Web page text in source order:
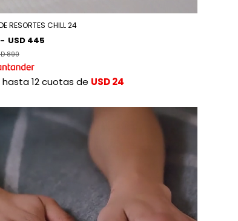
RESORTES CHILL 24
- USD 445
890
hasta 12 cuotas de USD 24